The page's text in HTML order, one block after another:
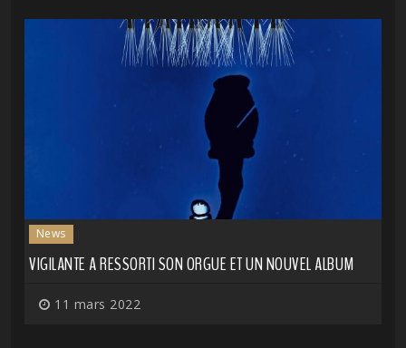
News
VIGILANTE A RESSORTI SON ORGUE ET UN NOUVEL ALBUM
11 mars 2022